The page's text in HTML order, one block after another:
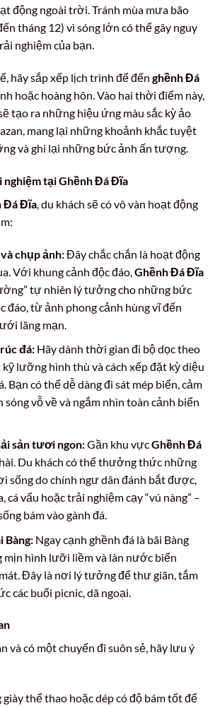
động ngoài trời. Tránh mùa mưa bão
tháng 12) vì sóng lớn có thể gây nguy
nghiệm của bạn.
hãy sắp xếp lịch trình để đến ghềnh Đá
hoặc hoàng hôn. Vào hai thời điểm này,
tạo ra những hiệu ứng màu sắc kỳ ảo
mang lại những khoảnh khắc tuyệt
và ghi lại những bức ảnh ấn tượng.
nghiệm tại Ghềnh Đá Đĩa
Đá Đĩa, du khách sẽ có vô vàn hoạt động
chụp ảnh:Đây chắc chắn là hoạt động
Với khung cảnh độc đáo,Ghềnh Đá Đĩa
tự nhiên lý tưởng cho những bức
đáo, từ ảnh phong cảnh hùng vĩ đến
lãng mạn.
đá:Hãy dành thời gian đi bộ dọc theo
kỹ lưỡng hình thù và cách xếp đặt kỳ diệu
Bạn có thể dễ dàng đi sát mép biển, cảm
sóng vỗ về và ngắm nhìn toàn cảnh biển
sản tươi ngon:Gần khu vựcGhềnh Đá
Du khách có thể thưởng thức những
sống do chính ngư dân đánh bắt được,
cá vẩu hoặc trải nghiệm cạy “vú nàng” –
bám vào gành đá.
Bàng:Ngay cạnh ghềnh đá là bãi Bàng
hình lưỡi liềm và làn nước biển
Đây là nơi lý tưởng để thư giãn, tắm
các buổi picnic, dã ngoại.
và có một chuyến đi suôn sẻ, hãy lưu ý
thể thao hoặc dép có độ bám tốt để